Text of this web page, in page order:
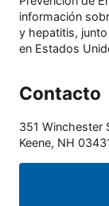
información
y hepatitis,
en Estados
Contacto
351 Winchester
Keene, NH